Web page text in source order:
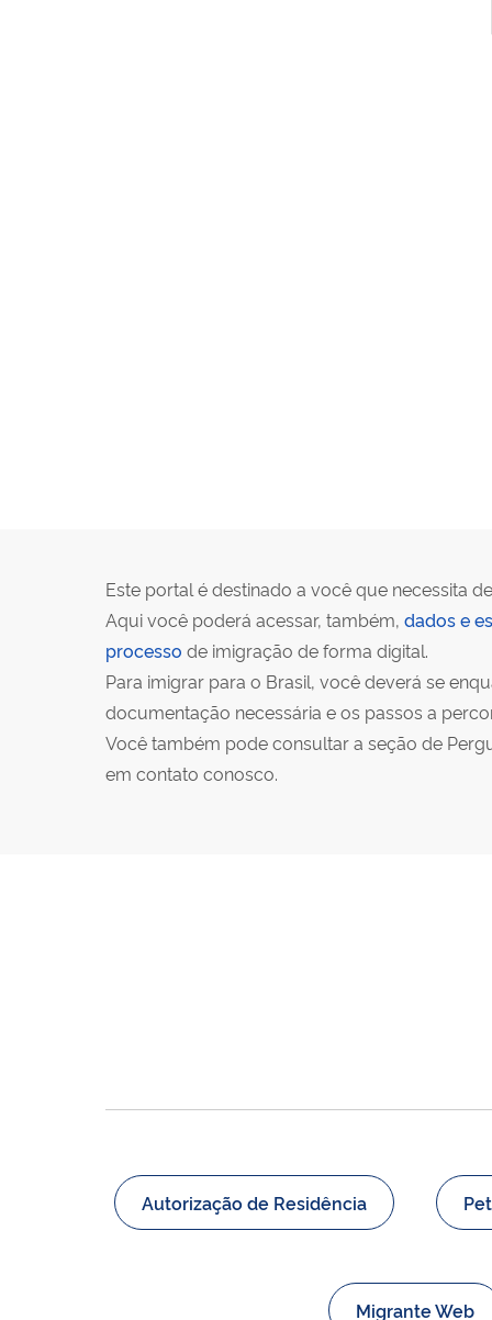
Este portal é destinado a você que necessita
Aqui você poderá acessar, também, dados e
processo de imigração de forma digital.
Para imigrar para o Brasil, você deverá se
documentação necessária e os passos a
Você também pode consultar a seção de
em contato conosco.
Autorização de Residência
Migrante Web